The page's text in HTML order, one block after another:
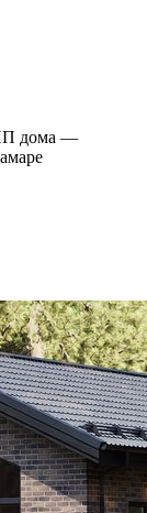
дома —